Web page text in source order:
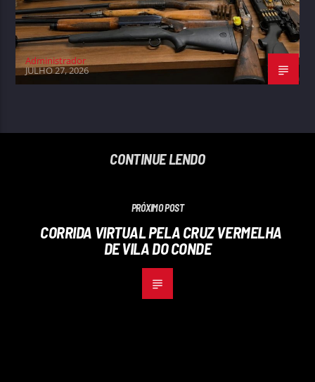
Administrador
JULHO 27, 2026
CONTINUE LENDO
PRÓXIMO POST
CORRIDA VIRTUAL PELA CRUZ VERMELHA
DE VILA DO CONDE